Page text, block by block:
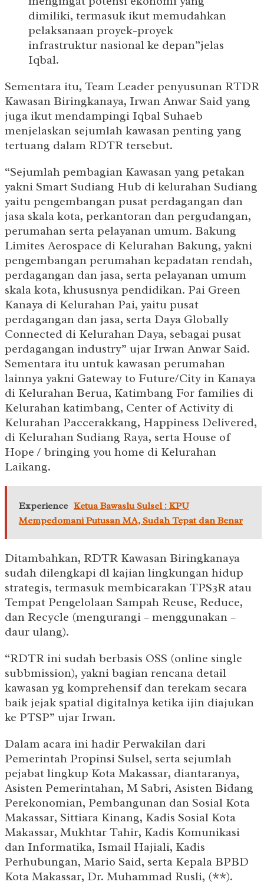
dimiliki, termasuk ikut memudahkan
pelaksanaan proyek-proyek
infrastruktur nasional ke depan”jelas
Iqbal.
Sementara itu, Team Leader penyusunan RTDR
Kawasan Biringkanaya, Irwan Anwar Said yang
juga ikut mendampingi Iqbal Suhaeb
menjelaskan sejumlah kawasan penting yang
tertuang dalam RDTR tersebut.
“Sejumlah pembagian Kawasan yang petakan
yakni Smart Sudiang Hub di kelurahan Sudiang
yaitu pengembangan pusat perdagangan dan
jasa skala kota, perkantoran dan pergudangan,
perumahan serta pelayanan umum. Bakung
Limites Aerospace di Kelurahan Bakung, yakni
pengembangan perumahan kepadatan rendah,
perdagangan dan jasa, serta pelayanan umum
skala kota, khususnya pendidikan. Pai Green
Kanaya di Kelurahan Pai, yaitu pusat
perdagangan dan jasa, serta Daya Globally
Connected di Kelurahan Daya, sebagai pusat
perdagangan industry” ujar Irwan Anwar Said.
Sementara itu untuk kawasan perumahan
lainnya yakni Gateway to Future/City in Kanaya
di Kelurahan Berua, Katimbang For families di
Kelurahan katimbang, Center of Activity di
Kelurahan Paccerakkang, Happiness Delivered,
di Kelurahan Sudiang Raya, serta House of
Hope / bringing you home di Kelurahan
Laikang.
Experience Ketua Bawaslu Sulsel : KPU
Mempedomani Putusan MA, Sudah Tepat dan Benar
Ditambahkan, RDTR Kawasan Biringkanaya
sudah dilengkapi dl kajian lingkungan hidup
strategis, termasuk membicarakan TPS3R atau
Tempat Pengelolaan Sampah Reuse, Reduce,
dan Recycle (mengurangi – menggunakan –
daur ulang).
“RDTR ini sudah berbasis OSS (online single
subbmission), yakni bagian rencana detail
kawasan yg komprehensif dan terekam secara
baik jejak spatial digitalnya ketika ijin diajukan
ke PTSP” ujar Irwan.
Dalam acara ini hadir Perwakilan dari
Pemerintah Propinsi Sulsel, serta sejumlah
pejabat lingkup Kota Makassar, diantaranya,
Asisten Pemerintahan, M Sabri, Asisten Bidang
Perekonomian, Pembangunan dan Sosial Kota
Makassar, Sittiara Kinang, Kadis Sosial Kota
Makassar, Mukhtar Tahir, Kadis Komunikasi
dan Informatika, Ismail Hajiali, Kadis
Perhubungan, Mario Said, serta Kepala BPBD
Kota Makassar, Dr. Muhammad Rusli, (**).